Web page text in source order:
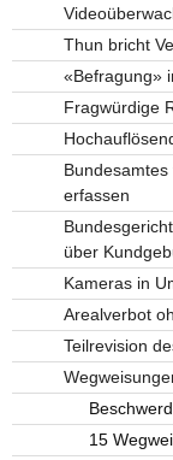
Thun bricht
«Befragung»
Fragwürdige
erfassen
über
Kameras in
Arealverbot
Teilrevision
15